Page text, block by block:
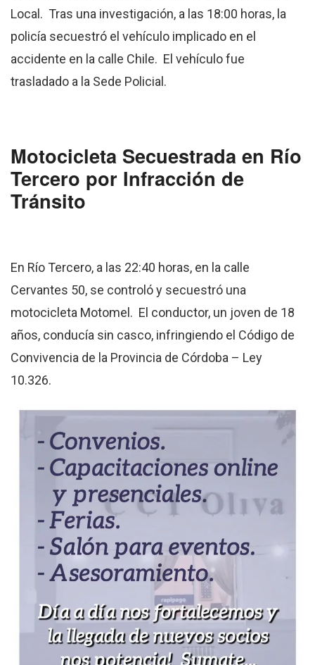
Local. Tras una investigación, a las 18:00 horas, la
policía secuestró el vehículo implicado en el
accidente en la calle Chile. El vehículo fue
trasladado a la Sede Policial.
Motocicleta Secuestrada en Río
Tercero por Infracción de
Tránsito
En Río Tercero, a las 22:40 horas, en la calle
Cervantes 50, se controló y secuestró una
motocicleta Motomel. El conductor, un joven de 18
años, conducía sin casco, infringiendo el Código de
Convivencia de la Provincia de Córdoba – Ley
10.326.